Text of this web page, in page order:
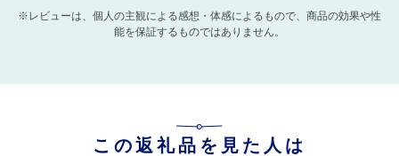
※レビューは、個人の主観による感想・体感によるもので、商品の効果や性
能を保証するものではありません。
この返礼品を見た人は